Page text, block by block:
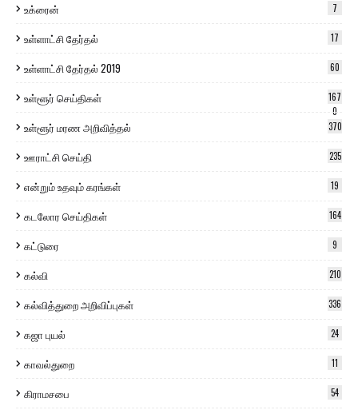
உக்ரைன் 7
உள்ளாட்சி தேர்தல் 17
உள்ளாட்சி தேர்தல் 2019 60
உள்ளூர் செய்திகள்
167
0
உள்ளூர் மரண அறிவித்தல் 370
ஊராட்சி செய்தி 235
என்றும் உதவும் கரங்கள் 19
கடலோர செய்திகள் 164
கட்டுரை 9
கல்வி 210
கல்வித்துறை அறிவிப்புகள் 336
கஜா புயல் 24
காவல்துறை 11
கிராமசபை 54